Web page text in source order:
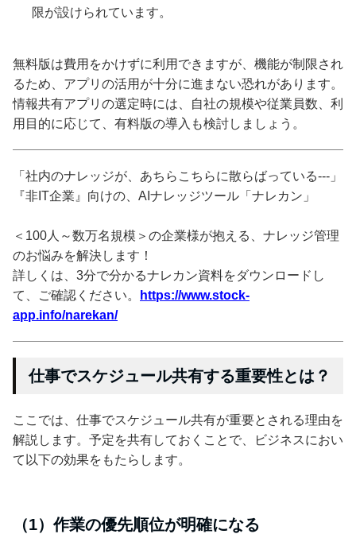
限が設けられています。
無料版は費用をかけずに利用できますが、機能が制限され
るため、アプリの活用が十分に進まない恐れがあります。
情報共有アプリの選定時には、自社の規模や従業員数、利
用目的に応じて、有料版の導入も検討しましょう。
「社内のナレッジが、あちらこちらに散らばっている---」
『非IT企業』向けの、AIナレッジツール「ナレカン」
＜100人～数万名規模＞の企業様が抱える、ナレッジ管理
のお悩みを解決します！
詳しくは、3分で分かるナレカン資料をダウンロードし
て、ご確認ください。
https://www.stock-
app.info/narekan/
仕事でスケジュール共有する重要性とは？
ここでは、仕事でスケジュール共有が重要とされる理由を
解説します。予定を共有しておくことで、ビジネスにおい
て以下の効果をもたらします。
（1）作業の優先順位が明確になる